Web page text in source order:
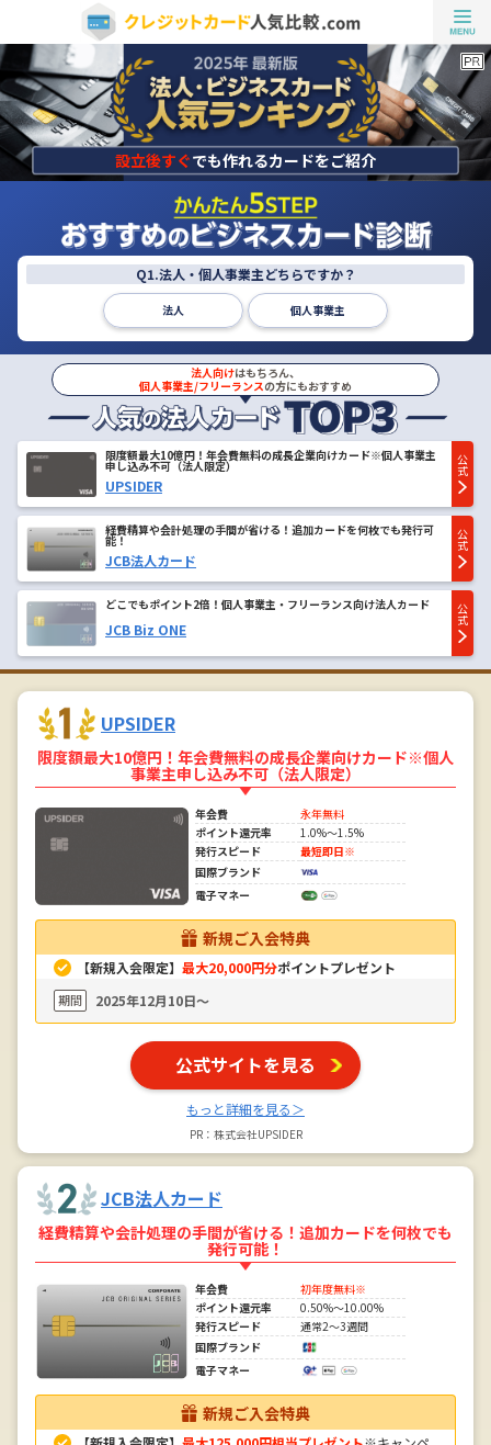
設立後すぐでも作れるカードをご紹介
Q1.法人・個人事業主どちらですか？
法人 個人事業主
法人向けはもちろん、
個人事業主/フリーランスの方にもおすすめ
限度額最大10億円！年会費無料の成長企業向けカード※個人事業主
申し込み不可（法人限定）
UPSIDER
公
式
経費精算や会計処理の手間が省ける！追加カードを何枚でも発行可
能！
JCB法人カード
公
式
どこでもポイント2倍！個人事業主・フリーランス向け法人カード
JCB Biz ONE
公
式
UPSIDER
限度額最大10億円！年会費無料の成長企業向けカード※個人
事業主申し込み不可（法人限定）
年会費
永年無料
ポイント還元率
1.0%～1.5%
発行スピード
最短即日※
国際ブランド
電子マネー
新規ご入会特典
【新規入会限定】 最大20,000円分ポイントプレゼント
期間 2025年12月10日〜
公式サイトを見る
もっと詳細を見る＞
PR：株式会社UPSIDER
JCB法人カード
経費精算や会計処理の手間が省ける！追加カードを何枚でも
発行可能！
年会費
初年度無料※
ポイント還元率
0.50%～10.00%
発行スピード
通常2～3週間
国際ブランド
電子マネー
新規ご入会特典